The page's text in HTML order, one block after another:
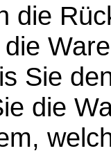
die
Sie
die